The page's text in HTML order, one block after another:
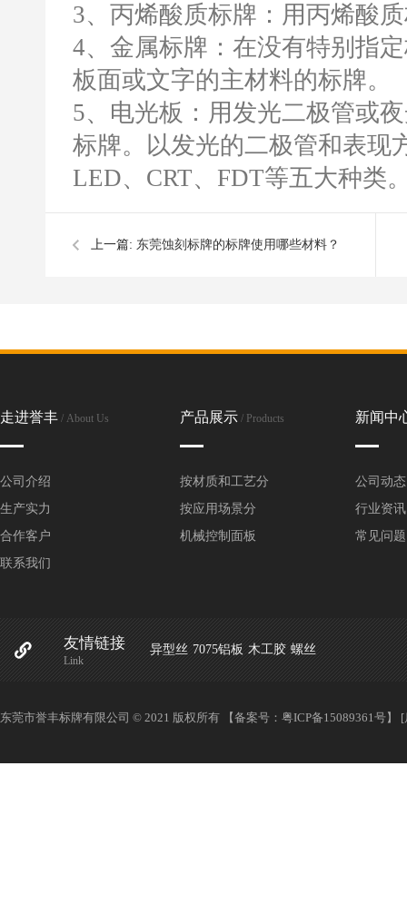
3、丙烯酸质标牌：用丙烯酸
4、金属标牌：在没有特别指
板面或文字的主材料的标牌。
5、电光板：用发光二极管或
标牌。以发光的二极管和表现
LED、CRT、FDT等五大种类
上一篇: 东莞蚀刻标牌的标牌使用哪些材料？
走进誉丰 / About Us
公司介绍
生产实力
合作客户
联系我们
产品展示 / Products
按材质和工艺分
按应用场景分
机械控制面板
新闻中
公司动态
行业资讯
常见问题
友情链接
Link
异型丝 7075铝板 木工胶 螺丝
东莞市誉丰标牌有限公司 © 2021 版权所有 【备案号： 粤ICP备15089361号】 [